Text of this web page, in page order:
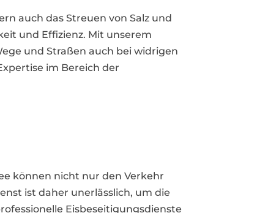
auch das Streuen von Salz und
und Effizienz. Mit unserem
und Straßen auch bei widrigen
im Bereich der
können nicht nur den Verkehr
ist daher unerlässlich, um die
Eisbeseitigungsdienste